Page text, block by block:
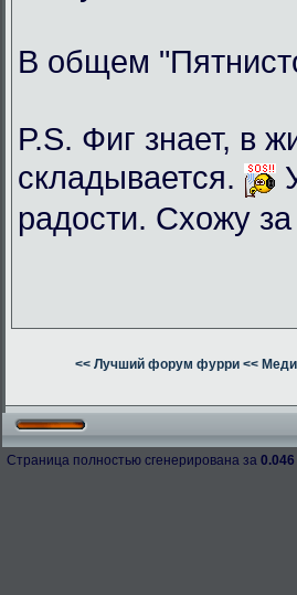
В общем
P.S. Фиг знает, в
складывается.
радости. Схожу
<< Лучший форум фурри <<
Страница полностью сгенерирована за 0.046